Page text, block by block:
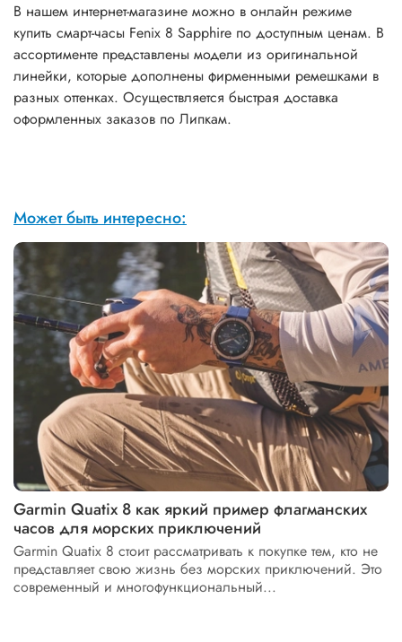
В нашем интернет-магазине можно в онлайн режиме
купить смарт-часы Fenix 8 Sapphire по доступным ценам. В
ассортименте представлены модели из оригинальной
линейки, которые дополнены фирменными ремешками в
разных оттенках. Осуществляется быстрая доставка
оформленных заказов по Липкам.
Может быть интересно:
Garmin Quatix 8 как яркий пример флагманских
часов для морских приключений
Garmin Quatix 8 стоит рассматривать к покупке тем, кто не
представляет свою жизнь без морских приключений. Это
современный и многофункциональный...